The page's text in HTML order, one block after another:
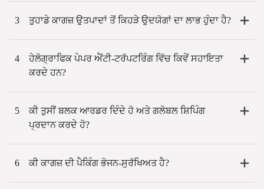
3 ਤੁਹਾਡੇ ਕਾਗਜ਼ ਉਤਪਾਦਾਂ ਤੋਂ ਕਿਹੜੇ ਉਦਯੋਗਾਂ ਦਾ ਲਾਭ ਹੁੰਦਾ ਹੈ?
4
ਹੇਲੋਗ੍ਰਾਫਿਕ ਪੇਪਰ ਐਂਟੀ-ਟਰੱਪਟਰਿੰਗ ਵਿੱਚ ਕਿਵੇਂ ਸਹਾਇਤਾ
ਕਰਦੇ ਹਨ?
5
ਕੀ ਤੁਸੀਂ ਬਲਕ ਆਰਡਰ ਦਿੰਦੇ ਹੋ ਅਤੇ ਗਲੋਬਲ ਸ਼ਿਪਿੰਗ
ਪ੍ਰਦਾਨ ਕਰਦੇ ਹੋ?
6 ਕੀ ਕਾਗਜ਼ ਦੀ ਪੈਕਿੰਗ ਭੋਜਨ-ਸੁਰੱਖਿਅਤ ਹੈ?